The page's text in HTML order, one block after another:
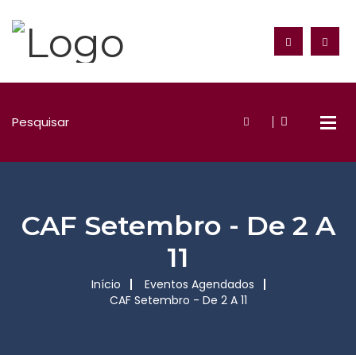
CAF Setembro - De 2 A
11
Início
Eventos Agendados
CAF Setembro - De 2 A 11